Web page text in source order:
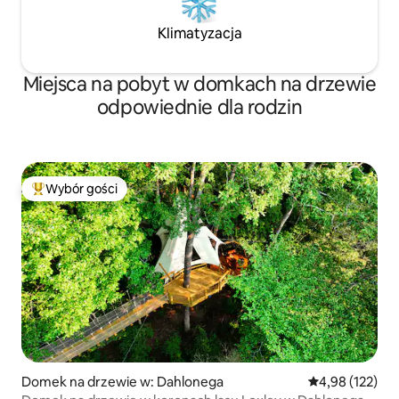
Klimatyzacja
Miejsca na pobyt w domkach na drzewie
odpowiednie dla rodzin
Najpopularniejsze z kategorii Wybór gości
Wybór gości
Domek na drzewie w: Dahlonega Średnia
4,98 (122)